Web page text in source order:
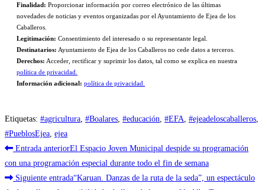
Finalidad: Proporcionar información por correo electrónico de las últimas
novedades de noticias y eventos organizadas por el Ayuntamiento de Ejea de los
Caballeros.
Legitimación: Consentimiento del interesado o su representante legal.
Destinatarios: Ayuntamiento de Ejea de los Caballeros no cede datos a terceros.
Derechos: Acceder, rectificar y suprimir los datos, tal como se explica en nuestra
política de privacidad.
Información adicional: política de privacidad.
Etiquetas: #agricultura #Boalares #educación #EFA #ejeadeloscaballeros
#PueblosEjea ejea
Leer
más
artículos
Entrada anteriorEl Espacio Joven Municipal despide su programación
con una programación especial durante todo el fin de semana
Siguiente entrada“Karuan. Danzas de la ruta de la seda”, un espectáculo